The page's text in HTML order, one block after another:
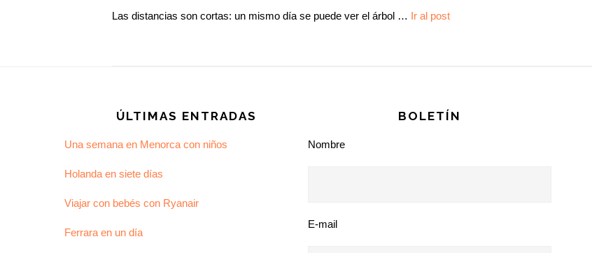
Las distancias son cortas: un mismo día se puede ver el árbol … Ir al post
ÚLTIMAS ENTRADAS
Una semana en Menorca con niños
Holanda en siete días
Viajar con bebés con Ryanair
Ferrara en un día
BOLETÍN
Nombre
E-mail